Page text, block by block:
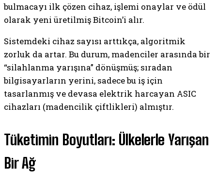
bulmacayı ilk çözen cihaz, işlemi onaylar ve ödül
olarak yeni üretilmiş Bitcoin’i alır.
Sistemdeki cihaz sayısı arttıkça, algoritmik
zorluk da artar. Bu durum, madenciler arasında bir
“silahlanma yarışına” dönüşmüş; sıradan
bilgisayarların yerini, sadece bu iş için
tasarlanmış ve devasa elektrik harcayan ASIC
cihazları (madencilik çiftlikleri) almıştır.
Tüketimin Boyutları: Ülkelerle Yarışan
Bir Ağ